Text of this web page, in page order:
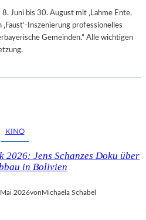
Juni bis 30. August mit ‚Lahme Ente,
Inszenierung professionelles
Gemeinden.“ Alle wichtigen
KINO
Jens Schanzes Doku über
in Bolivien
2026von Michaela Schabel